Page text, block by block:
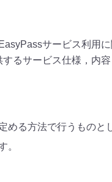
サービス利用
るサービス仕様，内
る方法で行うものと
。